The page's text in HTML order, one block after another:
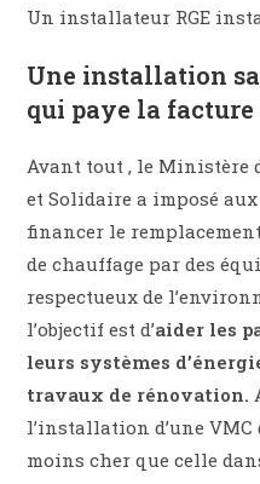
Un installateur RGE
Une installation
qui paye la facture
Avant tout , le Ministère
et Solidaire a imposé
financer le
de chauffage par des
respectueux de
l’objectif est d’aider les
leurs systèmes
travaux de rénovation.
l’installation d’une VMC
moins cher que celle